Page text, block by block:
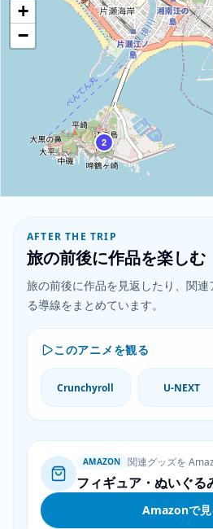
2
+
−
AFTER THE TRIP
旅の前後に作品を楽しむ
旅の前後に作品を見返したり、関連
る導線をまとめています。
このアニメを観る
Crunchyroll U-NEXT
AMAZON 関連グッズを
フィギュア・ぬいぐる
Amazonで見